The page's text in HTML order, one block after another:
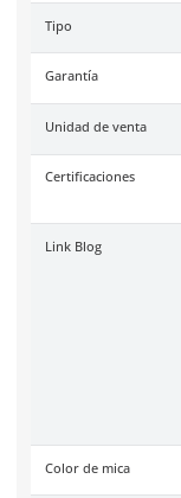
DermaCare
es
de 30 años en
top 3 marcas
y con garantía.
Ficha técnica